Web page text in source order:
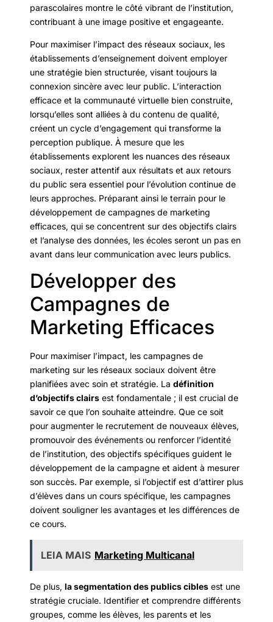
parascolaires montre le côté vibrant de l’institution,
contribuant à une image positive et engageante.
Pour maximiser l’impact des réseaux sociaux, les
établissements d’enseignement doivent employer
une stratégie bien structurée, visant toujours la
connexion sincère avec leur public. L’interaction
efficace et la communauté virtuelle bien construite,
lorsqu’elles sont alliées à du contenu de qualité,
créent un cycle d’engagement qui transforme la
perception publique. À mesure que les
établissements explorent les nuances des réseaux
sociaux, rester attentif aux résultats et aux retours
du public sera essentiel pour l’évolution continue de
leurs approches. Préparant ainsi le terrain pour le
développement de campagnes de marketing
efficaces, qui se concentrent sur des objectifs clairs
et l’analyse des données, les écoles seront un pas en
avant dans leur communication avec leurs publics.
Développer des
Campagnes de
Marketing Efficaces
Pour maximiser l’impact, les campagnes de
marketing sur les réseaux sociaux doivent être
planifiées avec soin et stratégie. La définition
d’objectifs clairs est fondamentale ; il est crucial de
savoir ce que l’on souhaite atteindre. Que ce soit
pour augmenter le recrutement de nouveaux élèves,
promouvoir des événements ou renforcer l’identité
de l’institution, des objectifs spécifiques guident le
développement de la campagne et aident à mesurer
son succès. Par exemple, si l’objectif est d’attirer plus
d’élèves dans un cours spécifique, les campagnes
doivent souligner les avantages et les différences de
ce cours.
LEIA MAIS Marketing Multicanal
De plus, la segmentation des publics cibles est une
stratégie cruciale. Identifier et comprendre différents
groupes, comme les élèves, les parents et les